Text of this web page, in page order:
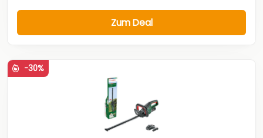
Zum Deal
-30%